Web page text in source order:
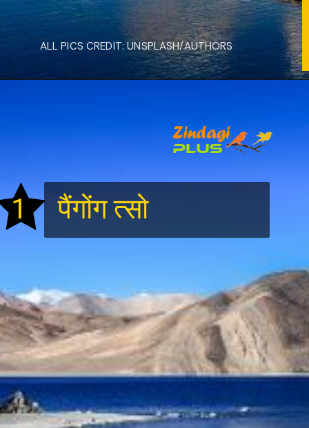
ALL PICS CREDIT: UNSPLASH/AUTHORS
1 पैंगोंग त्सो